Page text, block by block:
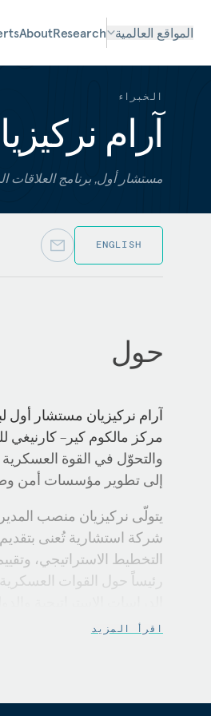
المواقع العالمية Research
About
الخبراء
آرام
مستشار أول, برنامج العلاقات
ENGLISH
حول
آرام نركيزيان مستشار أول
مركز مالكوم كير– كارنيغي
والتحوّل في القوة
إلى تطوير مؤسسات أمن
شركة استشارية تُعنى
التخطيط الاستراتيجي،
رئيساً حول القوات
اللبنانية، ويقدّم النصح
الأعمال، وحظي بتدريبٍ في
اقرأ المزيد